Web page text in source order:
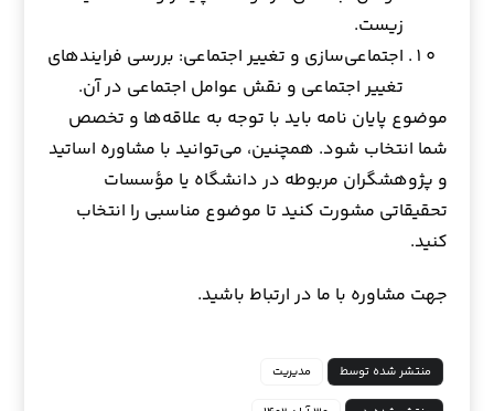
زیست.
اجتماعی‌سازی و تغییر اجتماعی: بررسی فرایندهای
تغییر اجتماعی و نقش عوامل اجتماعی در آن.
موضوع پایان نامه باید با توجه به علاقه‌ها و تخصص
شما انتخاب شود. همچنین، می‌توانید با مشاوره اساتید
و پژوهشگران مربوطه در دانشگاه یا مؤسسات
تحقیقاتی مشورت کنید تا موضوع مناسبی را انتخاب
کنید.
جهت مشاوره با ما در ارتباط باشید.
منتشر شده توسط مدیریت